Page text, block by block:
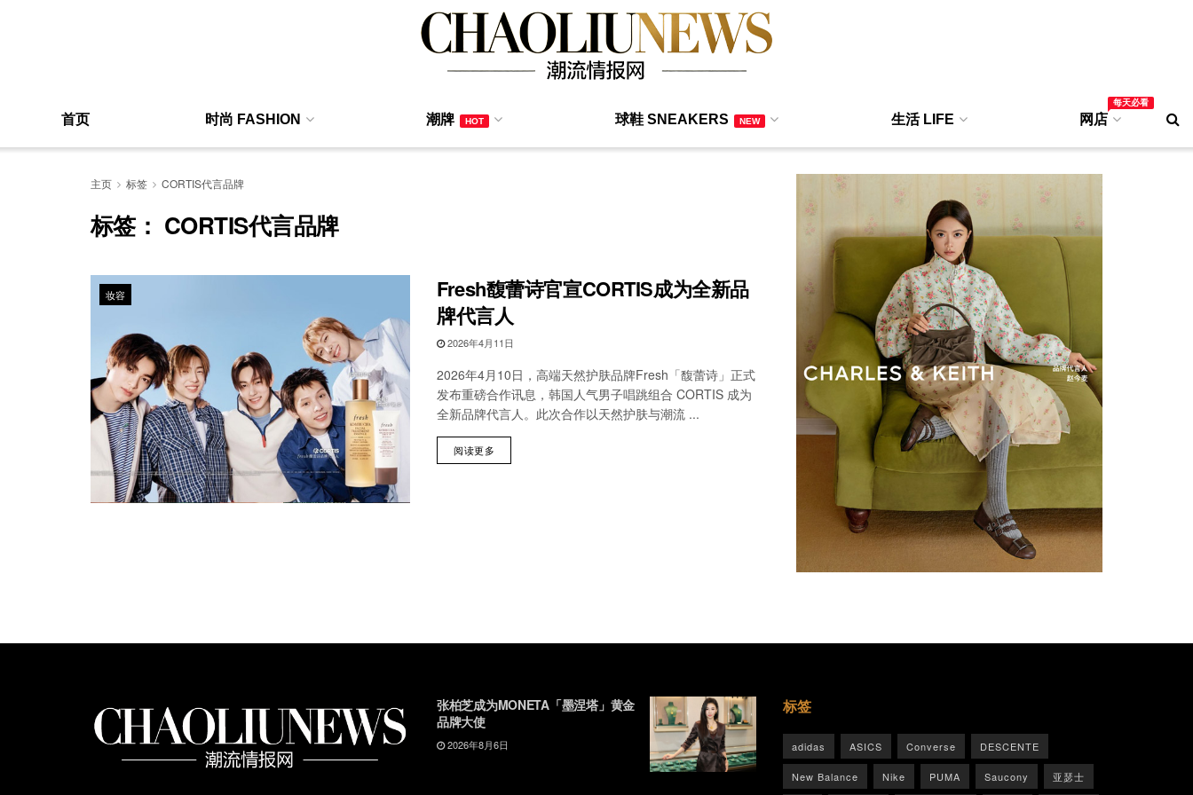
首页 时尚 FASHION 潮牌 HOT 球鞋 SNEAKERS NEW 生活 LIFE 网店
每天必看
主页 标签 CORTIS代言品牌
标签： CORTIS代言品牌
妆容
Fresh馥蕾诗官宣CORTIS成为全新品
牌代言人
2026年4月11日
2026年4月10日，高端天然护肤品牌Fresh「馥蕾诗」正式
发布重磅合作讯息，韩国人气男子唱跳组合 CORTIS 成为
全新品牌代言人。此次合作以天然护肤与潮流 ...
阅读更多
张柏芝成为MONETA「墨涅塔」黄金
品牌大使
2026年8月6日
标签
adidas ASICS Converse DESCENTE
New Balance Nike PUMA Saucony 亚瑟士